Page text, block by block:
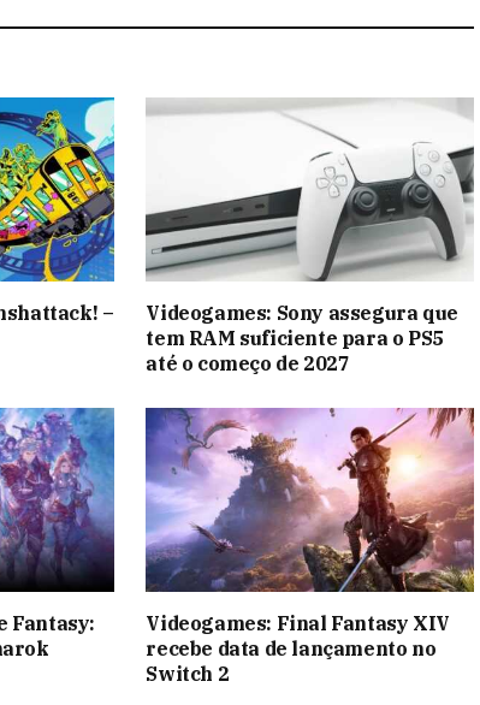
–
Videogames: Sony assegura que
tem RAM suficiente para o PS5
até o começo de 2027
Fantasy:
Videogames: Final Fantasy XIV
recebe data de lançamento no
Switch 2